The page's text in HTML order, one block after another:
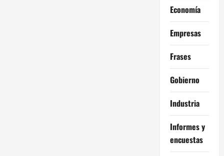
Economía
Empresas
Frases
Gobierno
Industria
Informes y
encuestas